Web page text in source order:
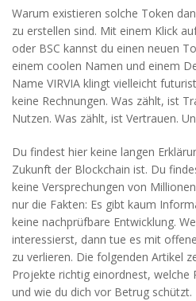
Warum existieren solche Token
zu erstellen sind. Mit einem Klick
oder BSC kannst du einen neuen
einem coolen Namen und einem
Name VIRVIA klingt vielleicht
keine Rechnungen. Was zählt, ist
Nutzen. Was zählt, ist Vertrauen.
Du findest hier keine langen
Zukunft der Blockchain ist. Du
keine Versprechungen von
nur die Fakten: Es gibt kaum
keine nachprüfbare Entwicklung.
interessierst, dann tue es mit
zu verlieren. Die folgenden Artikel
Projekte richtig einordnest, welche
und wie du dich vor Betrug schützt.